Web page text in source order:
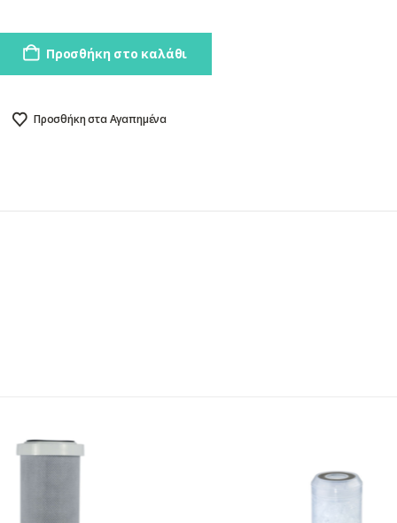
Προσθήκη στο καλάθι
Προσθήκη στα Αγαπημένα